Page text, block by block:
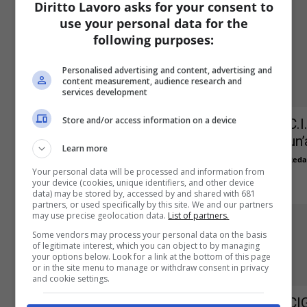
Temperature elevate e tutela
lavoratori, si può ricorrere alla
CIGO
Redazione - 6 Luglio 2021 0
Diritto Lavoro asks for your consent to
use your personal data for the
following purposes:
Personalised advertising and content, advertising and
content measurement, audience research and
services development
Store and/or access information on a device
Learn more
Your personal data will be processed and information from
your device (cookies, unique identifiers, and other device
data) may be stored by, accessed by and shared with 681
partners, or used specifically by this site. We and our partners
may use precise geolocation data. List of partners.
Some vendors may process your personal data on the basis
of legitimate interest, which you can object to by managing
your options below. Look for a link at the bottom of this page
or in the site menu to manage or withdraw consent in privacy
and cookie settings.